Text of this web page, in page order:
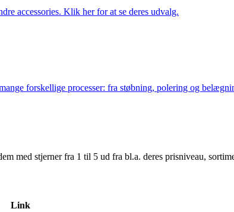
accessories. Klik her for at se deres udvalg.
forskellige processer: fra støbning, polering og
med stjerner fra 1 til 5 ud fra bl.a. deres prisniveau,
Link